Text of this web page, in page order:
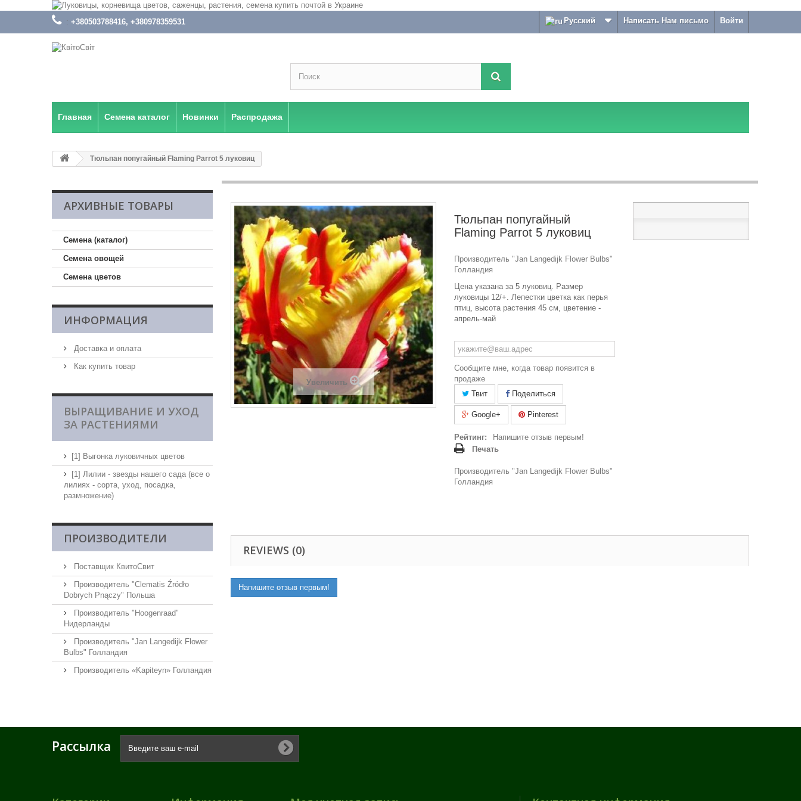
Войти
Написать Нам письмо
: +380503788416, +380978359531 Русский
Главная Семена каталог Новинки Распродажа
Тюльпан попугайный Flaming Parrot 5 луковиц
АРХИВНЫЕ ТОВАРЫ
Семена (каталог)
Семена овощей
Семена цветов
ИНФОРМАЦИЯ
Доставка и оплата
Как купить товар
ВЫРАЩИВАНИЕ И УХОД
ЗА РАСТЕНИЯМИ
[1] Выгонка луковичных цветов
[1] Лилии - звезды нашего сада (все о
лилиях - сорта, уход, посадка,
размножение)
ПРОИЗВОДИТЕЛИ
Поставщик КвитоСвит
Производитель "Clematis Źródło
Dobrych Pnączy" Польша
Производитель "Hoogenraad"
Нидерланды
Производитель "Jan Langedijk Flower
Bulbs" Голландия
Производитель «Kapiteyn» Голландия
Увеличить
Тюльпан попугайный
Flaming Parrot 5 луковиц
Производитель "Jan Langedijk Flower Bulbs"
Голландия
Цена указана за 5 луковиц. Размер
луковицы 12/+. Лепестки цветка как перья
птиц, высота растения 45 см, цветение -
апрель-май
Сообщите мне, когда товар появится в
продаже
Твит
Поделиться
Google+ Pinterest
Рейтинг:
Напишите отзыв первым!
Печать
Производитель "Jan Langedijk Flower Bulbs"
Голландия
REVIEWS (0)
Напишите отзыв первым!
Рассылка